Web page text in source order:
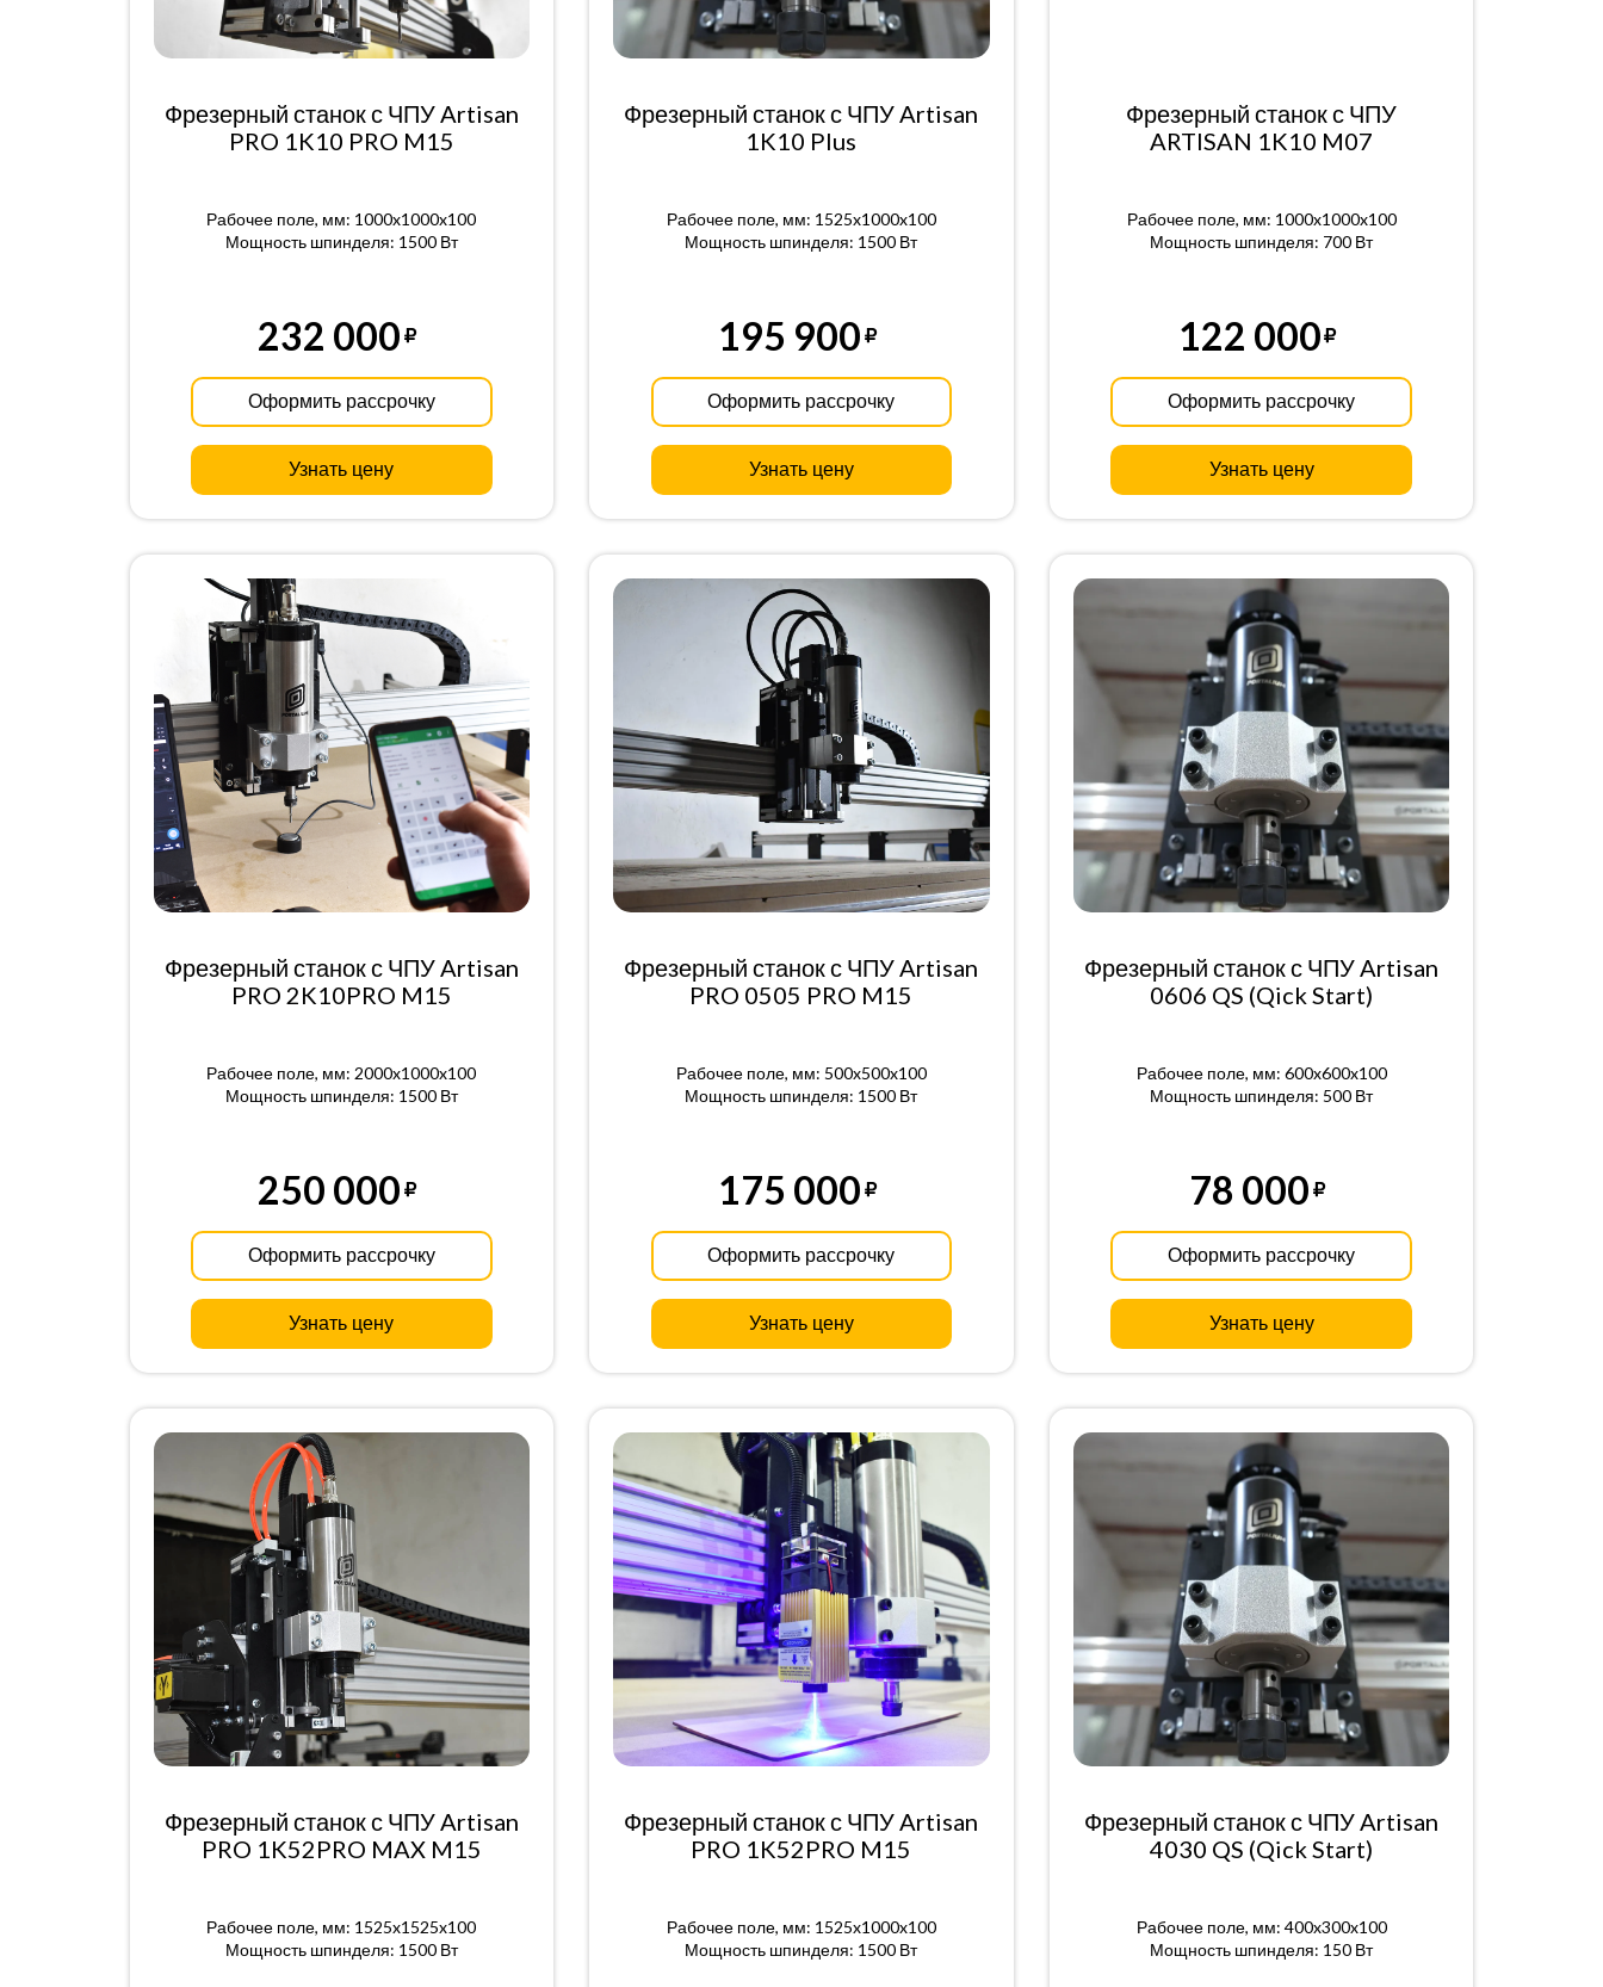
Фрезерный станок с ЧПУ Artisan
PRO 1K10 PRO M15
Рабочее поле, мм: 1000x1000x100
Мощность шпинделя: 1500 Вт
232 000
Оформить рассрочку
Узнать цену
Фрезерный станок с ЧПУ Artisan
1K10 Plus
Рабочее поле, мм: 1525x1000x100
Мощность шпинделя: 1500 Вт
195 900
Оформить рассрочку
Узнать цену
Фрезерный станок с ЧПУ
ARTISAN 1K10 M07
Рабочее поле, мм: 1000x1000x100
Мощность шпинделя: 700 Вт
122 000
Оформить рассрочку
Узнать цену
Фрезерный станок с ЧПУ Artisan
PRO 2K10PRO M15
Рабочее поле, мм: 2000x1000x100
Мощность шпинделя: 1500 Вт
250 000
Оформить рассрочку
Узнать цену
Фрезерный станок с ЧПУ Artisan
PRO 0505 PRO M15
Рабочее поле, мм: 500x500x100
Мощность шпинделя: 1500 Вт
175 000
Оформить рассрочку
Узнать цену
Фрезерный станок с ЧПУ Artisan
0606 QS (Qick Start)
Рабочее поле, мм: 600x600x100
Мощность шпинделя: 500 Вт
78 000
Оформить рассрочку
Узнать цену
Фрезерный станок с ЧПУ Artisan
PRO 1K52PRO MAX M15
Рабочее поле, мм: 1525x1525x100
Мощность шпинделя: 1500 Вт
Фрезерный станок с ЧПУ Artisan
PRO 1K52PRO M15
Рабочее поле, мм: 1525x1000x100
Мощность шпинделя: 1500 Вт
Фрезерный станок с ЧПУ Artisan
4030 QS (Qick Start)
Рабочее поле, мм: 400x300x100
Мощность шпинделя: 150 Вт